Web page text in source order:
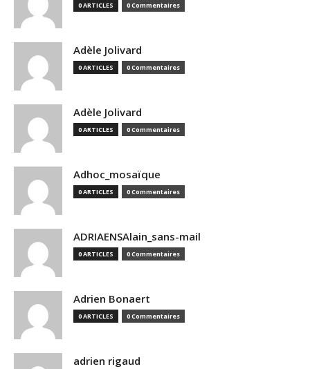
0 ARTICLES 0 Commentaires
Adèle Jolivard
0 ARTICLES 0 Commentaires
Adèle Jolivard
0 ARTICLES 0 Commentaires
Adhoc_mosaïque
0 ARTICLES 0 Commentaires
ADRIAENSAlain_sans-mail
0 ARTICLES 0 Commentaires
Adrien Bonaert
0 ARTICLES 0 Commentaires
adrien rigaud